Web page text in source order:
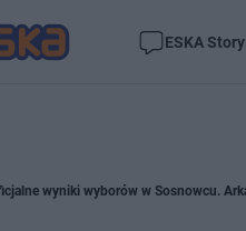
ESKA Story
wyniki wyborów w Sosnowcu.